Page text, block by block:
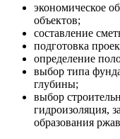
экономическое
объектов;
составление
подготовка
определение
выбор типа
глубины;
выбор
гидроизоляция,
образования